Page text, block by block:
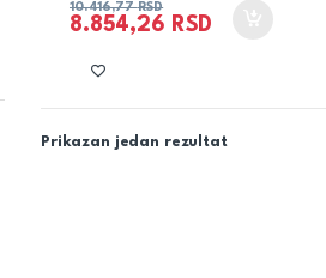
8.854,26 RSD
10.416,77RSD
Prikazan jedan rezultat